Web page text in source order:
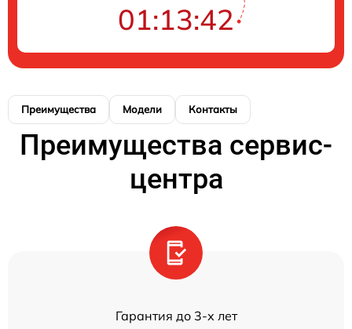
01:13:42
Преимущества Модели Контакты
Преимущества сервис-
центра
Гарантия до 3-х лет